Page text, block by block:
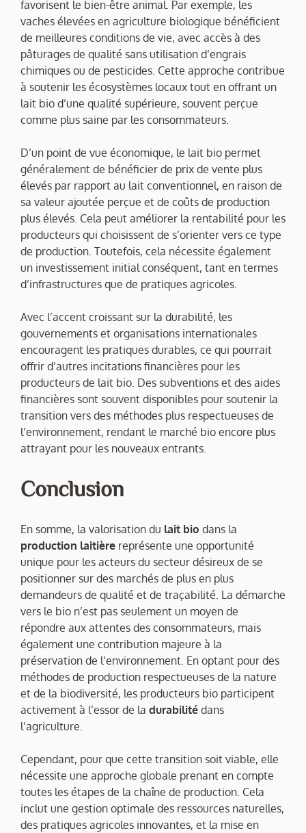
favorisent le bien-être animal. Par exemple, les
vaches élevées en agriculture biologique bénéficient
de meilleures conditions de vie, avec accès à des
pâturages de qualité sans utilisation d’engrais
chimiques ou de pesticides. Cette approche contribue
à soutenir les écosystèmes locaux tout en offrant un
lait bio d’une qualité supérieure, souvent perçue
comme plus saine par les consommateurs.
D’un point de vue économique, le lait bio permet
généralement de bénéficier de prix de vente plus
élevés par rapport au lait conventionnel, en raison de
sa valeur ajoutée perçue et de coûts de production
plus élevés. Cela peut améliorer la rentabilité pour les
producteurs qui choisissent de s’orienter vers ce type
de production. Toutefois, cela nécessite également
un investissement initial conséquent, tant en termes
d’infrastructures que de pratiques agricoles.
Avec l’accent croissant sur la durabilité, les
gouvernements et organisations internationales
encouragent les pratiques durables, ce qui pourrait
offrir d’autres incitations financières pour les
producteurs de lait bio. Des subventions et des aides
financières sont souvent disponibles pour soutenir la
transition vers des méthodes plus respectueuses de
l’environnement, rendant le marché bio encore plus
attrayant pour les nouveaux entrants.
Conclusion
En somme, la valorisation du lait bio dans la
production laitière représente une opportunité
unique pour les acteurs du secteur désireux de se
positionner sur des marchés de plus en plus
demandeurs de qualité et de traçabilité. La démarche
vers le bio n’est pas seulement un moyen de
répondre aux attentes des consommateurs, mais
également une contribution majeure à la
préservation de l’environnement. En optant pour des
méthodes de production respectueuses de la nature
et de la biodiversité, les producteurs bio participent
activement à l’essor de la durabilité dans
l’agriculture.
Cependant, pour que cette transition soit viable, elle
nécessite une approche globale prenant en compte
toutes les étapes de la chaîne de production. Cela
inclut une gestion optimale des ressources naturelles,
des pratiques agricoles innovantes, et la mise en